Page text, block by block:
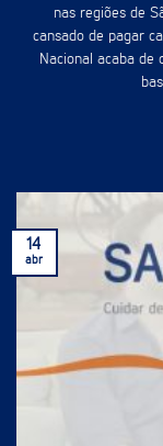
nas regiões de
cansado de pagar
Nacional acaba de
14
abr